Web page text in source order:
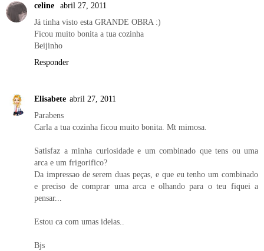
celine
abril 27, 2011
Já tinha visto esta GRANDE OBRA :)
Ficou muito bonita a tua cozinha
Beijinho
Responder
Elisabete abril 27, 2011
Parabens
Carla a tua cozinha ficou muito bonita. Mt mimosa.
Satisfaz a minha curiosidade e um combinado que tens ou uma
arca e um frigorifico?
Da impressao de serem duas peças, e que eu tenho um combinado
e preciso de comprar uma arca e olhando para o teu fiquei a
pensar...
Estou ca com umas ideias..
Bjs